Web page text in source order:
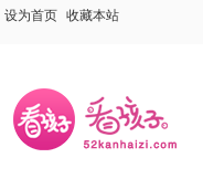
设为首页 收藏本站